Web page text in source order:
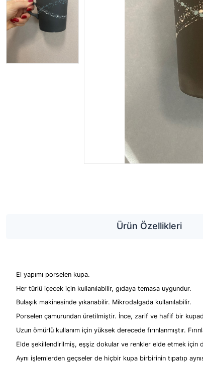
Ürün Özellikleri
El yapımı porselen kupa.
Her türlü içecek için kullanılabilir, gıdaya temasa uygundur.
Bulaşık makinesinde yıkanabilir. Mikrodalgada kullanılabilir.
Porselen çamurundan üretilmiştir. İnce, zarif ve hafif bir
Uzun ömürlü kullanım için yüksek derecede fırınlanmıştır.
Elde şekillendirilmiş, eşşiz dokular ve renkler elde etmek için
Aynı işlemlerden geçseler de hiçbir kupa birbirinin tıpatıp